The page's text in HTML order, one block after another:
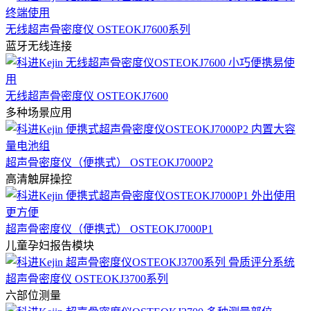
无线超声骨密度仪 OSTEOKJ7600系列
蓝牙无线连接
无线超声骨密度仪 OSTEOKJ7600
多种场景应用
超声骨密度仪（便携式） OSTEOKJ7000P2
高清触屏操控
超声骨密度仪（便携式） OSTEOKJ7000P1
儿童孕妇报告模块
超声骨密度仪 OSTEOKJ3700系列
六部位测量